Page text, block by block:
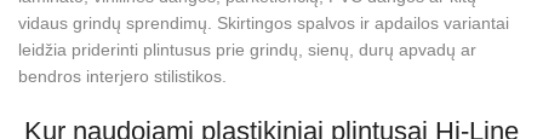
vidaus grindų sprendimų. Skirtingos spalvos ir apdailos variantai
leidžia priderinti plintusus prie grindų, sienų, durų apvadų ar
bendros interjero stilistikos.
Kur naudojami plastikiniai plintusai Hi-Line